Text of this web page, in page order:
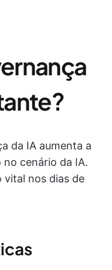
da IA aumenta a
cenário da IA.
vital nos dias de